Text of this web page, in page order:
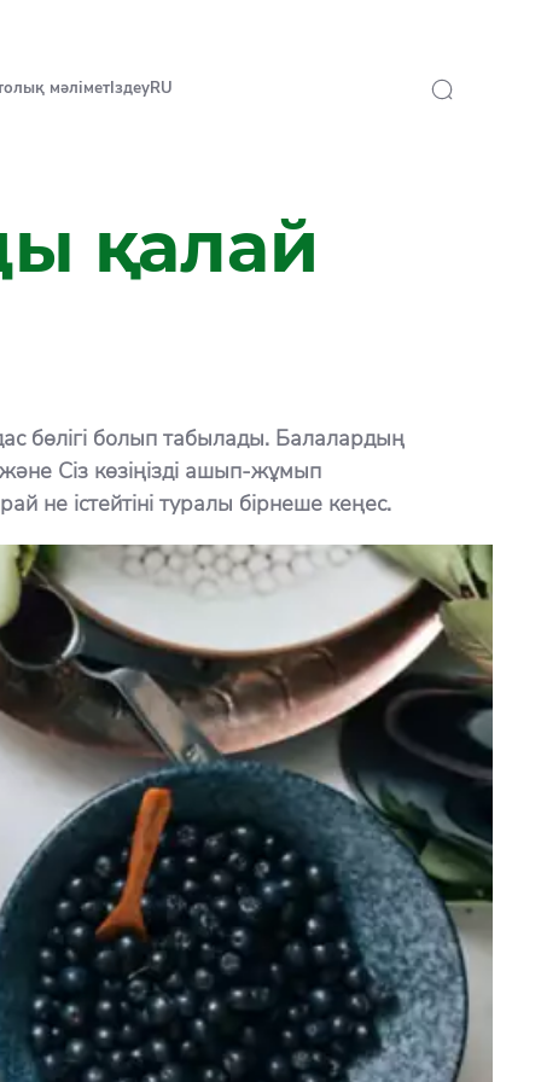
мәліметІздеуRU
қалай
бөлігі болып табылады. Балалардың
Сіз көзіңізді ашып-жұмып
не істейтіні туралы бірнеше кеңес.